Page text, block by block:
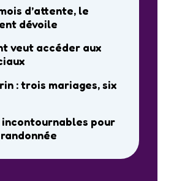
d’attente, le
dévoile
veut accéder aux
: trois mariages, six
incontournables pour